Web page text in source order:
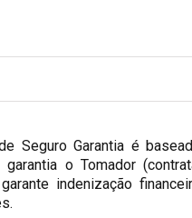
Seguro Garantia é
o Tomador
indenização